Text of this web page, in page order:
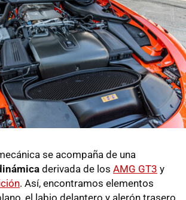
se acompaña de una
derivada de los AMG GT3 y
. Así, encontramos elementos